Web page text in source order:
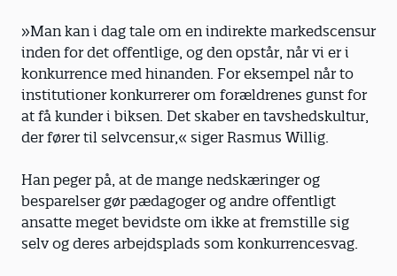
»Man kan i dag tale om en indirekte markedscensur
inden for det offentlige, og den opstår, når vi er i
konkurrence med hinanden. For eksempel når to
institutioner konkurrerer om forældrenes gunst for
at få kunder i biksen. Det skaber en tavshedskultur,
der fører til selvcensur,« siger Rasmus Willig.
Han peger på, at de mange nedskæringer og
besparelser gør pædagoger og andre offentligt
ansatte meget bevidste om ikke at fremstille sig
selv og deres arbejdsplads som konkurrencesvag.